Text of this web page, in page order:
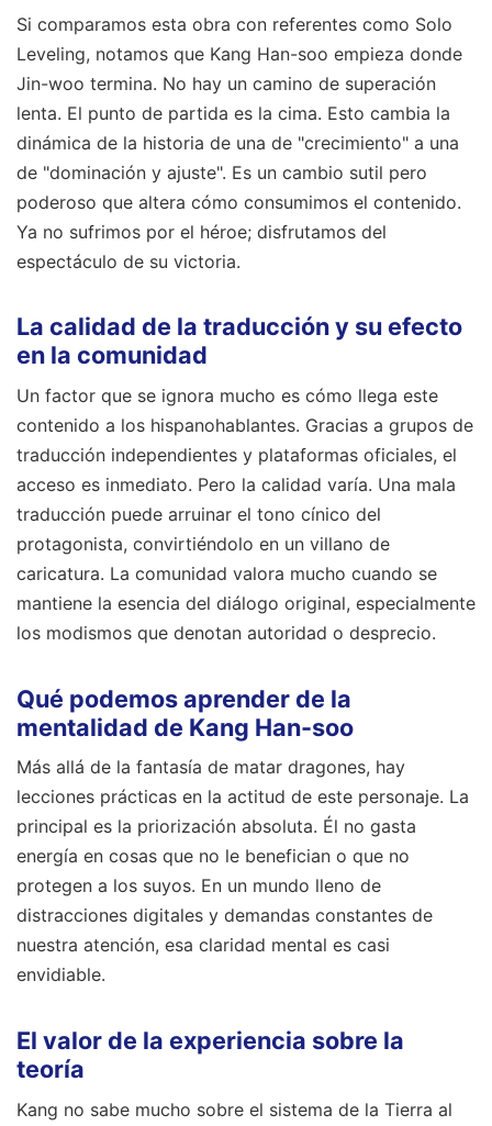
Si comparamos esta obra con referentes como Solo
Leveling, notamos que Kang Han-soo empieza donde
Jin-woo termina. No hay un camino de superación
lenta. El punto de partida es la cima. Esto cambia la
dinámica de la historia de una de "crecimiento" a una
de "dominación y ajuste". Es un cambio sutil pero
poderoso que altera cómo consumimos el contenido.
Ya no sufrimos por el héroe; disfrutamos del
espectáculo de su victoria.
La calidad de la traducción y su efecto
en la comunidad
Un factor que se ignora mucho es cómo llega este
contenido a los hispanohablantes. Gracias a grupos de
traducción independientes y plataformas oficiales, el
acceso es inmediato. Pero la calidad varía. Una mala
traducción puede arruinar el tono cínico del
protagonista, convirtiéndolo en un villano de
caricatura. La comunidad valora mucho cuando se
mantiene la esencia del diálogo original, especialmente
los modismos que denotan autoridad o desprecio.
Qué podemos aprender de la
mentalidad de Kang Han-soo
Más allá de la fantasía de matar dragones, hay
lecciones prácticas en la actitud de este personaje. La
principal es la priorización absoluta. Él no gasta
energía en cosas que no le benefician o que no
protegen a los suyos. En un mundo lleno de
distracciones digitales y demandas constantes de
nuestra atención, esa claridad mental es casi
envidiable.
El valor de la experiencia sobre la
teoría
Kang no sabe mucho sobre el sistema de la Tierra al